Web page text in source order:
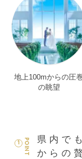
地上100mからの圧
の眺望
POINT
1
県内で
からの